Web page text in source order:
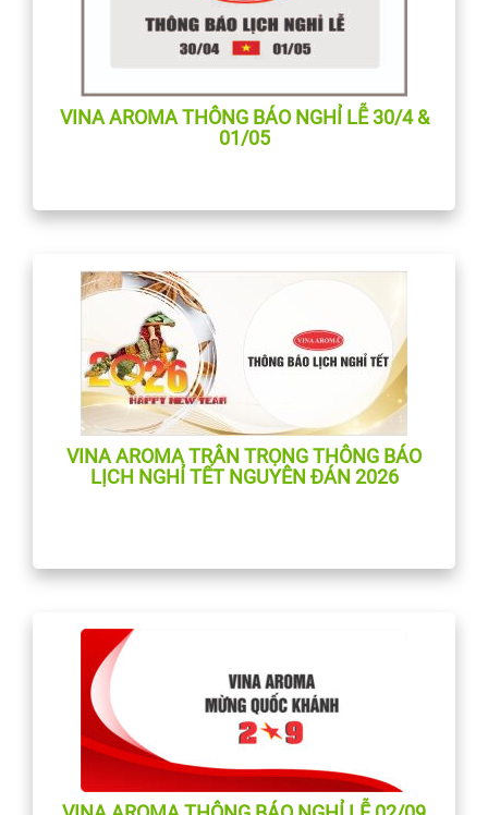
VINA AROMA THÔNG BÁO NGHỈ LỄ 30/4 &
01/05
VINA AROMA TRÂN TRỌNG THÔNG BÁO
LỊCH NGHỈ TẾT NGUYÊN ĐÁN 2026